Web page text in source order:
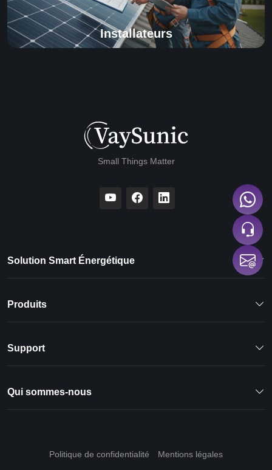
Installateurs
Small Things Matter
Solution Smart Énergétique
Produits
Support
Qui sommes-nous
Politique de confidentialité Mentions légales